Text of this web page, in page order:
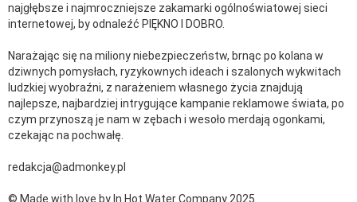
najgłębsze i najmroczniejsze zakamarki ogólnoświatowej sieci
internetowej, by odnaleźć PIĘKNO I DOBRO.
Narażając się na miliony niebezpieczeństw, brnąc po kolana w
dziwnych pomysłach, ryzykownych ideach i szalonych wykwitach
ludzkiej wyobraźni, z narażeniem własnego życia znajdują
najlepsze, najbardziej intrygujące kampanie reklamowe świata, po
czym przynoszą je nam w zębach i wesoło merdają ogonkami,
czekając na pochwałę.
redakcja@admonkey.pl
© Made with love by In Hot Water Company 2025